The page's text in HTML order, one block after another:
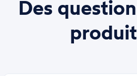
Des